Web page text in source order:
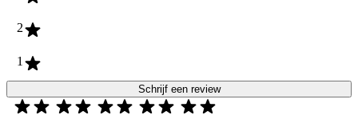
2
1
Schrijf een review